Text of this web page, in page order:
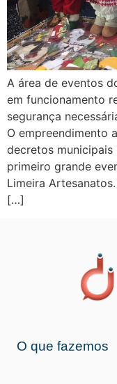
A área de eventos
em funcionamento
segurança
O empreendimento
decretos municipais
primeiro grande
Limeira
[…]
O que fazemos